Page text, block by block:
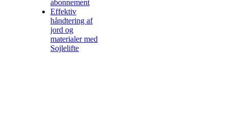
abonnement
Effektiv
håndtering af
jord og
materialer med
Sojlelifte